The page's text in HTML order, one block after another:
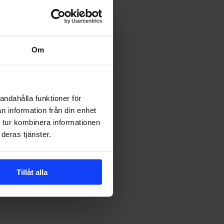
Om
funktioner för
information från din enhet
kombinera informationen
tjänster.
Tillåt alla
STRATEGI